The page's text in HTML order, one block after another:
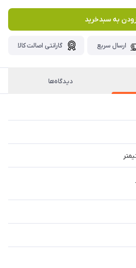
به سبدخرید
ارسال سریع گارانتی اصالت کالا
دیدگاه‌ها